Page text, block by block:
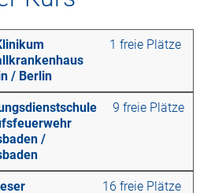
Berlin
-17:15Uhr
beträgt
e.V. beträgt der Preis
/ Berlin
1 freie Plätze
Berlin
/
9 freie Plätze
16 freie Plätze